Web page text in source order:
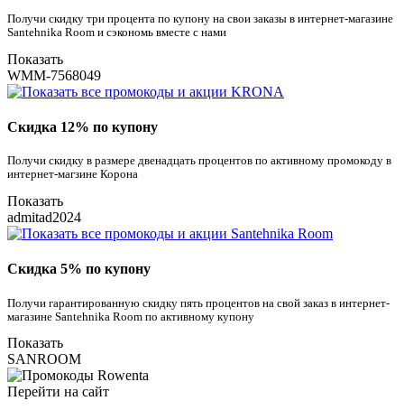
Получи скидку три процента по купону на свои заказы в интернет-магазине
Santehnika Room и сэкономь вместе с нами
Показать
WMM-7568049
Скидка 12% по купону
Получи скидку в размере двенадцать процентов по активному промокоду в
интернет-магзине Корона
Показать
admitad2024
Скидка 5% по купону
Получи гарантированную скидку пять процентов на свой заказ в интернет-
магазине Santehnika Room по активному купону
Показать
SANROOM
Перейти на сайт